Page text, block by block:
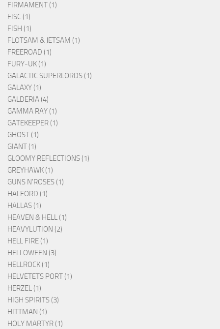
FIRMAMENT (1)
FISC (1)
FISH (1)
FLOTSAM & JETSAM (1)
FREEROAD (1)
FURY-UK (1)
GALACTIC SUPERLORDS (1)
GALAXY (1)
GALDERIA (4)
GAMMA RAY (1)
GATEKEEPER (1)
GHOST (1)
GIANT (1)
GLOOMY REFLECTIONS (1)
GREYHAWK (1)
GUNS N'ROSES (1)
HALFORD (1)
HALLAS (1)
HEAVEN & HELL (1)
HEAVYLUTION (2)
HELL FIRE (1)
HELLOWEEN (3)
HELLROCK (1)
HELVETETS PORT (1)
HERZEL (1)
HIGH SPIRITS (3)
HITTMAN (1)
HOLY MARTYR (1)